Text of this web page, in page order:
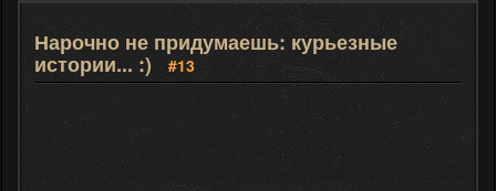
Нарочно не придумаешь: курьезные
истории... :) #13